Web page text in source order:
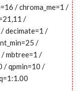
/ chroma_me=1 /
/
decimate=1 /
/
/ mbtree=1 /
/ qpmin=10 /